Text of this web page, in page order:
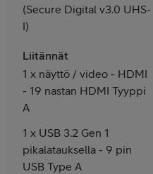
(Secure Digital v3.0 UHS-
I)
Liitännät
1 x näyttö / video - HDMI
- 19 nastan HDMI Tyyppi
A
1 x USB 3.2 Gen 1
pikalatauksella - 9 pin
USB Type A